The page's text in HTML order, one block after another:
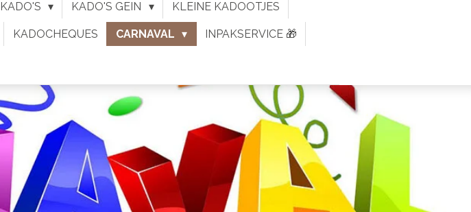
KADO'S KADO'S GEIN KLEINE KADOOTJES
KADOCHEQUES CARNAVAL INPAKSERVICE 🎁